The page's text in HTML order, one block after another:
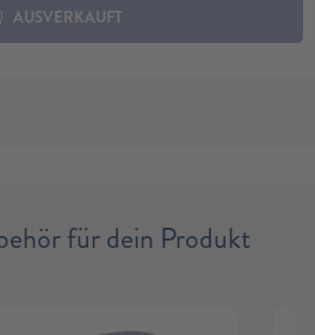
AUSVERKAUFT
für dein Produkt